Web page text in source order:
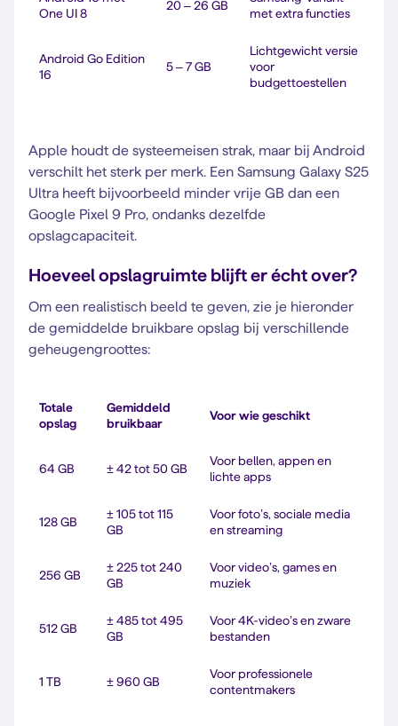
One UI 8
20 – 26 GB
met extra functies
Android Go Edition
16
5 – 7 GB
Lichtgewicht versie
voor
budgettoestellen
Apple houdt de systeemeisen strak, maar bij Android
verschilt het sterk per merk. Een Samsung Galaxy S25
Ultra heeft bijvoorbeeld minder vrije GB dan een
Google Pixel 9 Pro, ondanks dezelfde
opslagcapaciteit.
Hoeveel opslagruimte blijft er écht over?
Om een realistisch beeld te geven, zie je hieronder
de gemiddelde bruikbare opslag bij verschillende
geheugengroottes:
Totale
opslag
Gemiddeld
bruikbaar
Voor wie geschikt
64 GB ± 42 tot 50 GB
Voor bellen, appen en
lichte apps
128 GB
± 105 tot 115
GB
Voor foto’s, sociale media
en streaming
256 GB
± 225 tot 240
GB
Voor video’s, games en
muziek
512 GB
± 485 tot 495
GB
Voor 4K-video’s en zware
bestanden
1 TB ± 960 GB
Voor professionele
contentmakers